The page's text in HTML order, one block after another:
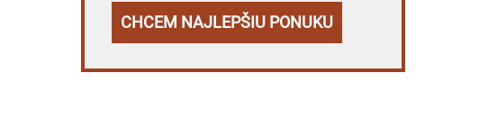
CHCEM NAJLEPŠIU PONUKU